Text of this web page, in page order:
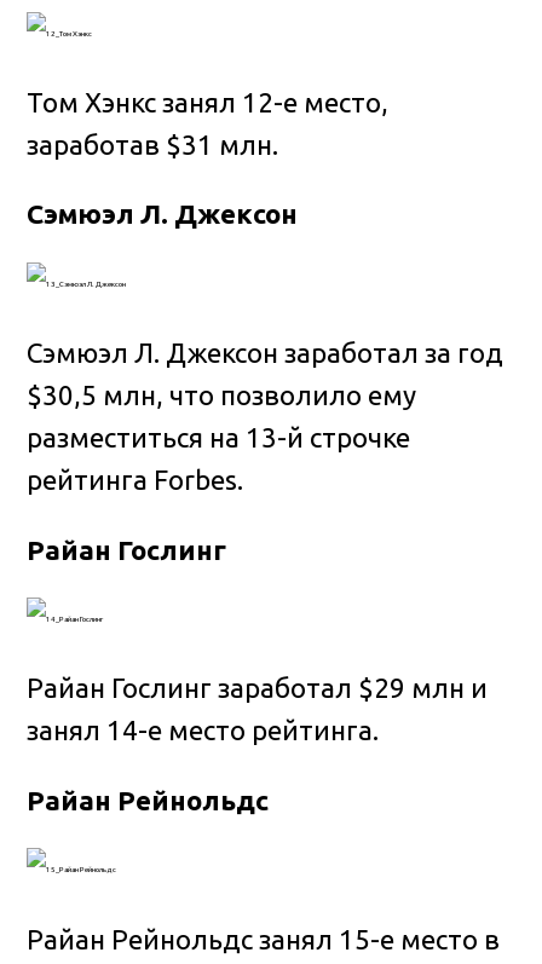
Том Хэнкс занял 12-е место,
заработав $31 млн.
Сэмюэл Л. Джексон
Сэмюэл Л. Джексон заработал за год
$30,5 млн, что позволило ему
разместиться на 13-й строчке
рейтинга Forbes.
Райан Гослинг
Райан Гослинг заработал $29 млн и
занял 14-е место рейтинга.
Райан Рейнольдс
Райан Рейнольдс занял 15-е место в